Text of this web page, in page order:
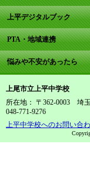
上平デジタルブック
PTA・地域連携
悩みや不安があったら
上尾市立上平中学校
所在地： 〒362-0003 埼
048-771-9276
上平中学校へのお問い合